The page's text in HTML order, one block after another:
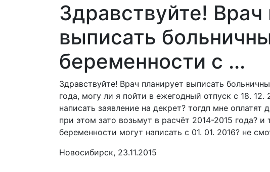
Здравствуйте! Врач
выписать
беременности с ...
Здравствуйте! Врач планирует выписать
года, могу ли я пойти в ежегодный отпуск с 18. 12.
написать заявление на декрет? тогдп мне оплатят
при этом зато возьмут в расчёт 2014-2015 года?
беременности могут написать с 01. 01. 2016? не
Новосибирск, 23.11.2015